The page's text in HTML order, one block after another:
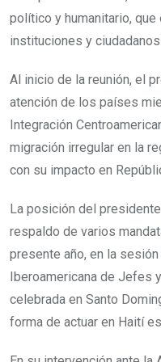
político y humanitario,
instituciones y
Al inicio de la reunión, el
atención de los países
Integración
migración irregular en la
con su impacto en
La posición del
respaldo de varios
presente año, en la
Iberoamericana de Jefes
celebrada en Santo
forma de actuar en Haití